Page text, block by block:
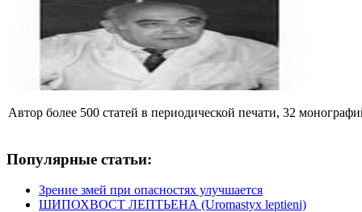
Автор более 500 статей в периодической печати, 32
Популярные статьи:
Зрение змей при опасностях улучшается
ШИПОХВОСТ ЛЕПТЬЕНА (Uromastyx leptieni)